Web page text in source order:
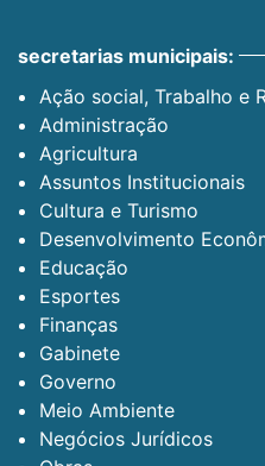
secretarias municipais:
Ação social, Trabalho e
Administração
Agricultura
Assuntos Institucionais
Cultura e Turismo
Desenvolvimento
Educação
Esportes
Finanças
Gabinete
Governo
Meio Ambiente
Negócios Jurídicos